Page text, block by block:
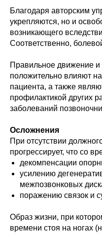
Благодаря авторским
укрепляются, но и
возникающего
Соответственно,
Правильное движение и
положительно влияют
пациента, а также
профилактикой других
заболеваний
Осложнения
При отсутствии
прогрессирует, что со
декомпенсации
усилению
межпозвонковых
поражению связок и
Образ жизни, при
времени стоя на ногах